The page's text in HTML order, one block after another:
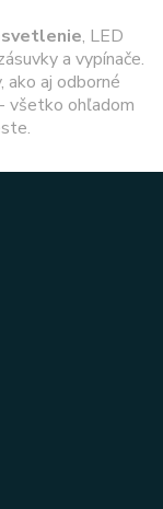
, LED
a vypínače.
ako aj odborné
všetko ohľadom